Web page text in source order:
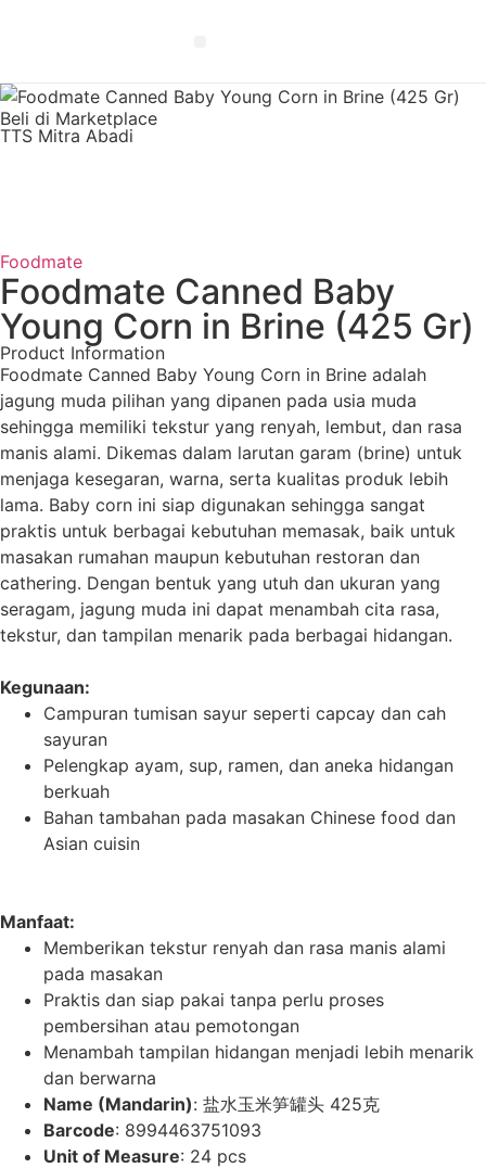
Beli di Marketplace
TTS Mitra Abadi
Foodmate
Foodmate Canned Baby
Young Corn in Brine (425 Gr)
Product Information
Foodmate Canned Baby Young Corn in Brine adalah
jagung muda pilihan yang dipanen pada usia muda
sehingga memiliki tekstur yang renyah, lembut, dan rasa
manis alami. Dikemas dalam larutan garam (brine) untuk
menjaga kesegaran, warna, serta kualitas produk lebih
lama. Baby corn ini siap digunakan sehingga sangat
praktis untuk berbagai kebutuhan memasak, baik untuk
masakan rumahan maupun kebutuhan restoran dan
cathering. Dengan bentuk yang utuh dan ukuran yang
seragam, jagung muda ini dapat menambah cita rasa,
tekstur, dan tampilan menarik pada berbagai hidangan.
Kegunaan:
Campuran tumisan sayur seperti capcay dan cah
sayuran
Pelengkap ayam, sup, ramen, dan aneka hidangan
berkuah
Bahan tambahan pada masakan Chinese food dan
Asian cuisin
Manfaat:
Memberikan tekstur renyah dan rasa manis alami
pada masakan
Praktis dan siap pakai tanpa perlu proses
pembersihan atau pemotongan
Menambah tampilan hidangan menjadi lebih menarik
dan berwarna
Name (Mandarin): 盐水玉米笋罐头 425克
Barcode: 8994463751093
Unit of Measure: 24 pcs